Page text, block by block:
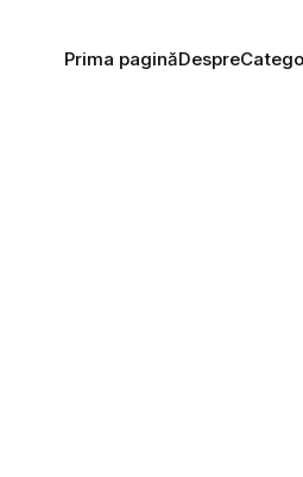
Prima paginăDespre